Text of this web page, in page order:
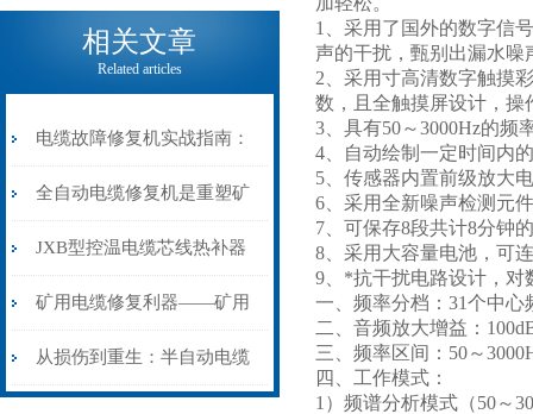
电缆热补机的核心价值
相关文章
Related articles
电缆故障修复机实战指南：
从“盲测”到“精确定点”的三
步作业法
全自动电缆修复机是重塑矿
山电力动脉的“智能外科医
生”
JXB型控温电缆芯线热补器
安装与接线：精准修复的工
艺基石
矿用电缆修复利器——矿用
电缆热补机智能控温，安全
从损伤到重生：半自动电缆
1、采用了国外的数字信
声的干扰，甄别出漏水噪
2、采用寸高清数字触摸
数，且全触摸屏设计，操
3、具有50～3000Hz的频
4、自动绘制一定时间内
5、传感器内置前级放大
6、采用全新噪声检测元
7、可保存8段共计8分钟
8、采用大容量电池，可
9、*抗干扰电路设计，对
一、频率分档：31个中心
二、音频放大增益：
三、频率区间：50～
四、工作模式：
1）频谱分析模式（50～